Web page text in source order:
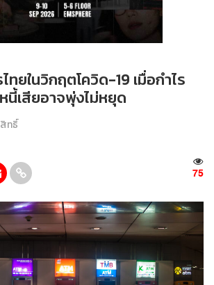
ไทยในวิกฤตโควิด-19 เมื่อกำไร
นี้เสียอาจพุ่งไม่หยุด
ทธิ์
75